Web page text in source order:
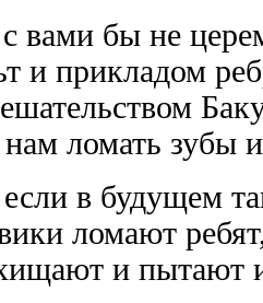
вами бы не
и прикладом
ломать зубы и
в будущем
ломают
и пытают